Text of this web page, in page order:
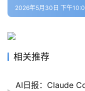
2026年5月30日 下午
相关推荐
AI日报：Claude